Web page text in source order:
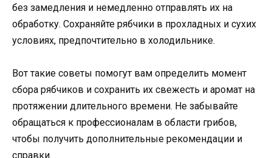
без замедления и немедленно отправлять их на
обработку. Сохраняйте рябчики в прохладных и сухих
условиях, предпочтительно в холодильнике.
Вот такие советы помогут вам определить момент
сбора рябчиков и сохранить их свежесть и аромат на
протяжении длительного времени. Не забывайте
обращаться к профессионалам в области грибов,
чтобы получить дополнительные рекомендации и
справки.